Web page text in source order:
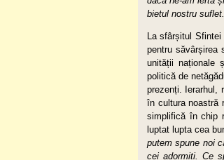
bietul nostru suflet.
La sfârșitul
pentru săvârșirea
unității naționale
politică de
prezenți. Ierarhul,
în cultura noastră
simplifică în chip
luptat lupta cea
putem spune noi
cei adormiți. Ce